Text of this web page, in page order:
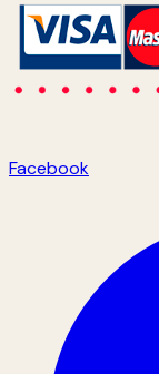
Facebook